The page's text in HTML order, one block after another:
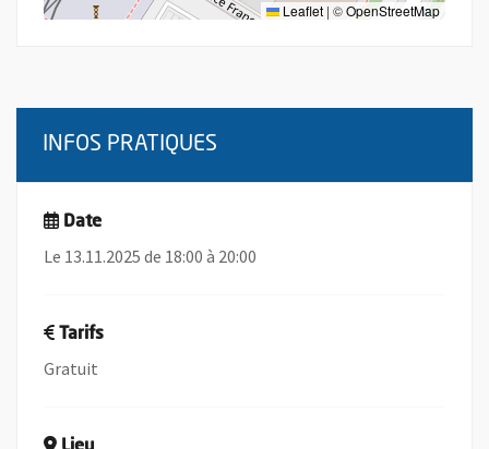
Leaflet | ©OpenStreetMap
INFOS PRATIQUES
Date
Le 13.11.2025 de 18:00 à 20:00
Tarifs
Gratuit